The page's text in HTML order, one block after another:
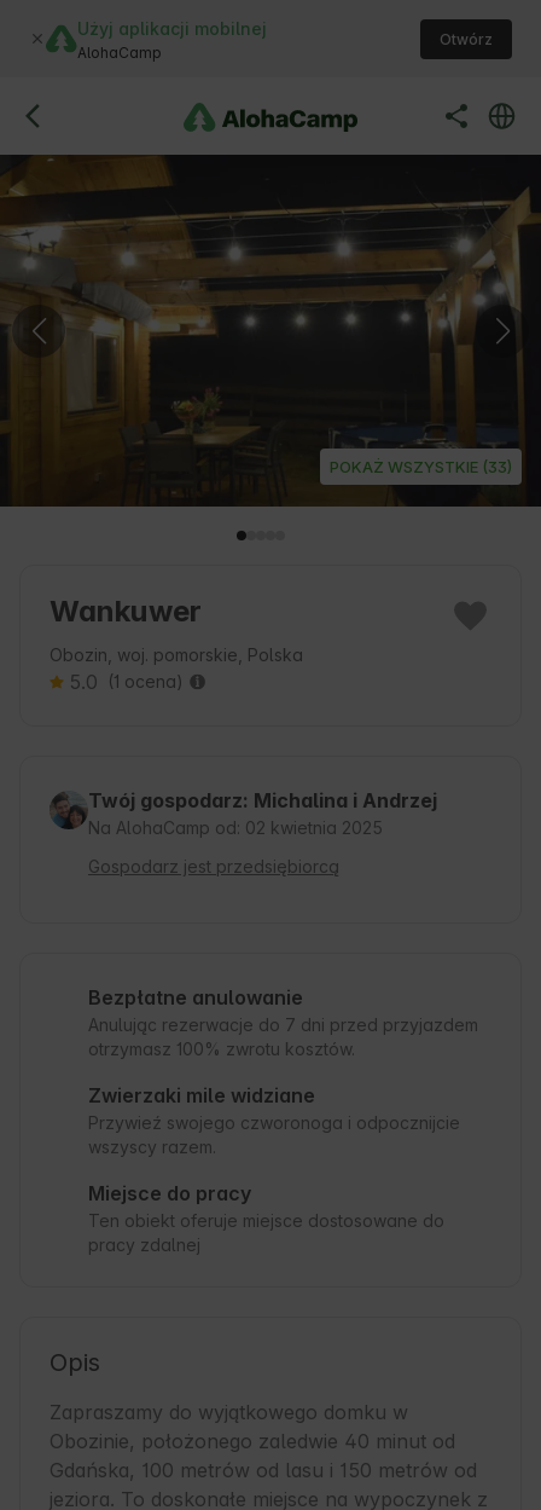
Użyj aplikacji mobilnej
AlohaCamp
Otwórz
POKAŻ WSZYSTKIE (33)
Wankuwer
Obozin, woj. pomorskie, Polska
5.0 (1 ocena)
Twój gospodarz: Michalina i Andrzej
Na AlohaCamp od: 02 kwietnia 2025
Gospodarz jest przedsiębiorcą
Bezpłatne anulowanie
Anulując rezerwacje do 7 dni przed przyjazdem
otrzymasz 100% zwrotu kosztów.
Zwierzaki mile widziane
Przywieź swojego czworonoga i odpocznijcie
wszyscy razem.
Miejsce do pracy
Ten obiekt oferuje miejsce dostosowane do
pracy zdalnej
Opis
Zapraszamy do wyjątkowego domku w
Obozinie, położonego zaledwie 40 minut od
Gdańska, 100 metrów od lasu i 150 metrów od
jeziora. To doskonałe miejsce na wypoczynek z